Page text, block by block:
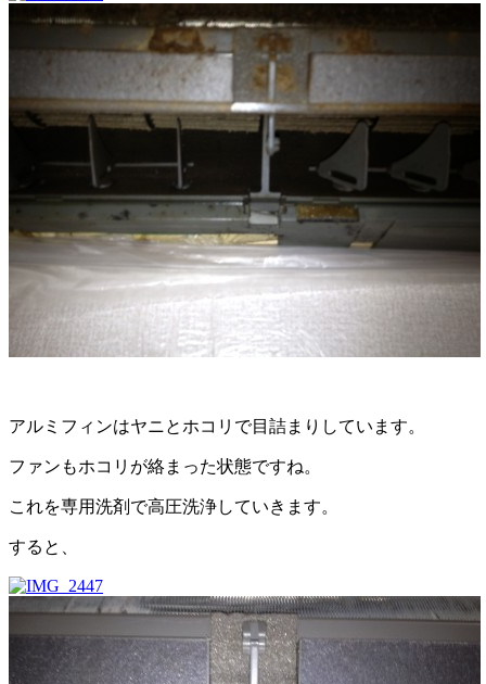
アルミフィンはヤニとホコリで目詰まりしています。
ファンもホコリが絡まった状態ですね。
これを専用洗剤で高圧洗浄していきます。
すると、